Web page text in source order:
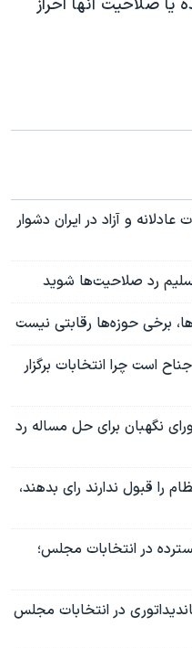
صلاحیت آنها احراز
و آزاد در ایران دشوار
رد صلاحیت‌ها شوید
برخی حوزه‌ها رقابتی نیست
است چرا انتخابات برگزار
نگهبان برای حل مساله رد
را قبول ندارند رای بدهند،
در انتخابات مجلس؛
در انتخابات مجلس